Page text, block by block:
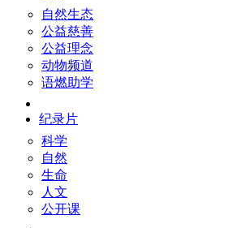
自然生态
公益慈善
公益理念
动物频道
语燃助学
纪录片
科学
自然
生命
人文
公开课